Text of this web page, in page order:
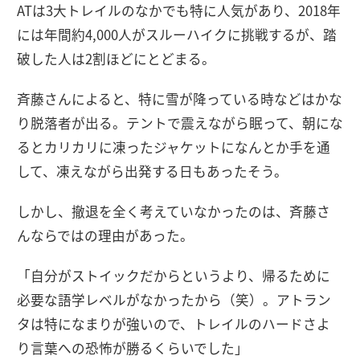
ATは3大トレイルのなかでも特に人気があり、2018年
には年間約4,000人がスルーハイクに挑戦するが、踏
破した人は2割ほどにとどまる。
斉藤さんによると、特に雪が降っている時などはかな
り脱落者が出る。テントで震えながら眠って、朝にな
るとカリカリに凍ったジャケットになんとか手を通
して、凍えながら出発する日もあったそう。
しかし、撤退を全く考えていなかったのは、斉藤さ
んならではの理由があった。
「自分がストイックだからというより、帰るために
必要な語学レベルがなかったから（笑）。アトラン
タは特になまりが強いので、トレイルのハードさよ
り言葉への恐怖が勝るくらいでした」